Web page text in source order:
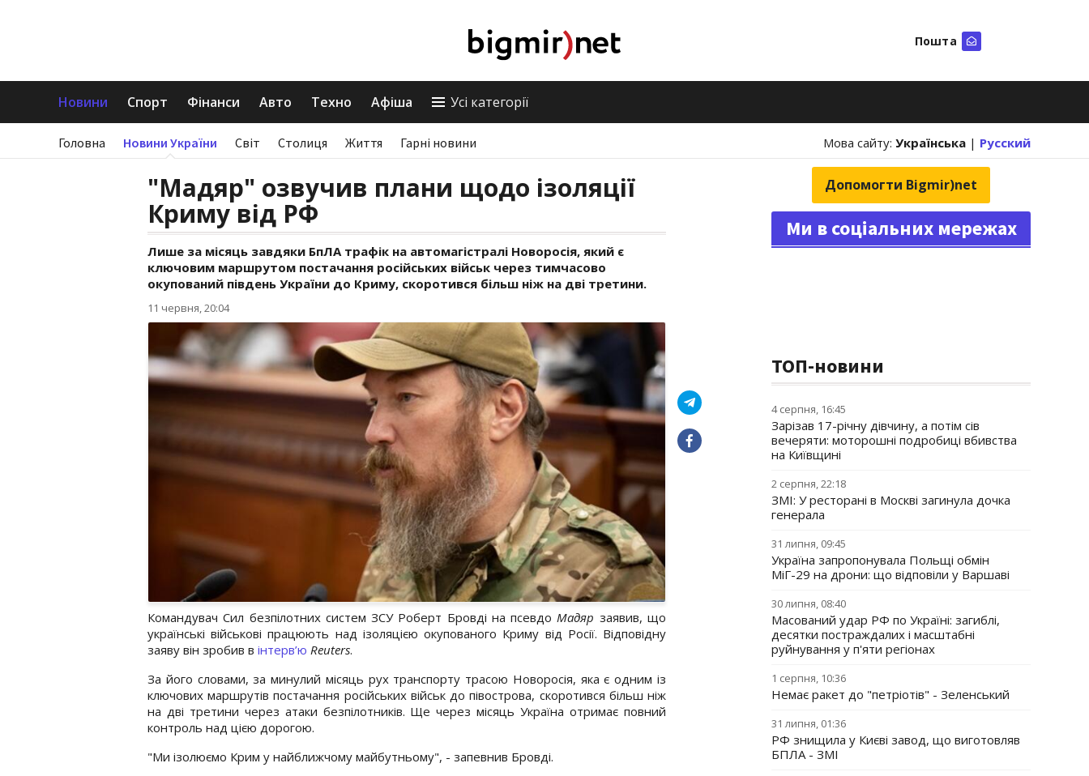
Пошта
Новини Спорт Фінанси Авто Техно Афіша Усі категорії
Головна Новини України Світ Столиця Життя Гарні новини Мова сайту: Українська | Русский
"Мадяр" озвучив плани щодо ізоляції
Криму від РФ
Лише за місяць завдяки БпЛА трафік на автомагістралі Новоросія, який є
ключовим маршрутом постачання російських військ через тимчасово
окупований південь України до Криму, скоротився більш ніж на дві третини.
11 червня, 20:04
Командувач Сил безпілотних систем ЗСУ Роберт Бровді на псевдо Мадяр заявив, що
українські військові працюють над ізоляцією окупованого Криму від Росії. Відповідну
заяву він зробив в інтерв’ю Reuters.
За його словами, за минулий місяць рух транспорту трасою Новоросія, яка є одним із
ключових маршрутів постачання російських військ до півострова, скоротився більш ніж
на дві третини через атаки безпілотників. Ще через місяць Україна отримає повний
контроль над цією дорогою.
"Ми ізолюємо Крим у найближчому майбутньому", - запевнив Бровді.
Допомогти Bigmir)net
Ми в соціальних мережах
ТОП-новини
4 серпня, 16:45
Зарізав 17-річну дівчину, а потім сів
вечеряти: моторошні подробиці вбивства
на Київщині
2 серпня, 22:18
ЗМІ: У ресторані в Москві загинула дочка
генерала
31 липня, 09:45
Україна запропонувала Польщі обмін
МіГ-29 на дрони: що відповіли у Варшаві
30 липня, 08:40
Масований удар РФ по Україні: загиблі,
десятки постраждалих і масштабні
руйнування у п'яти регіонах
1 серпня, 10:36
Немає ракет до "петріотів" - Зеленський
31 липня, 01:36
РФ знищила у Києві завод, що виготовляв
БПЛА - ЗМІ